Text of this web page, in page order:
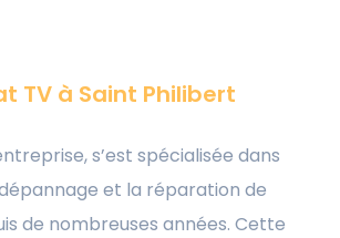
TV à Saint Philibert
s’est spécialisée dans
et la réparation de
de nombreuses années. Cette